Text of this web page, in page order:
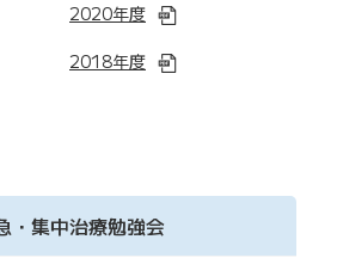
2020年度
2018年度
・集中治療勉強会